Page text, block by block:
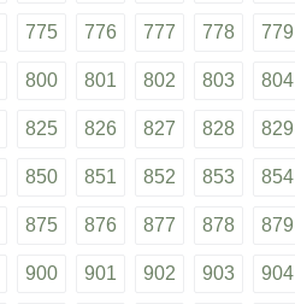
775 776 777 778 779
800 801 802 803 804
825 826 827 828 829
850 851 852 853 854
875 876 877 878 879
900 901 902 903 904